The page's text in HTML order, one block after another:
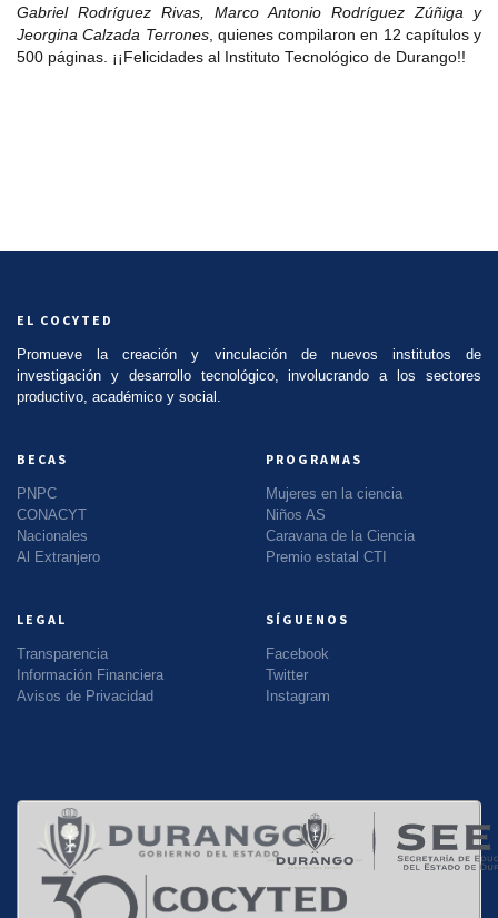
Gabriel Rodríguez Rivas, Marco Antonio Rodríguez Zúñiga y
Jeorgina Calzada Terrones, quienes compilaron en 12 capítulos y
500 páginas. ¡¡Felicidades al Instituto Tecnológico de Durango!!
EL COCYTED
Promueve la creación y vinculación de nuevos institutos de
investigación y desarrollo tecnológico, involucrando a los sectores
productivo, académico y social.
BECAS
PNPC
CONACYT
Nacionales
Al Extranjero
PROGRAMAS
Mujeres en la ciencia
Niños AS
Caravana de la Ciencia
Premio estatal CTI
LEGAL
Transparencia
Información Financiera
Avisos de Privacidad
SÍGUENOS
Facebook
Twitter
Instagram